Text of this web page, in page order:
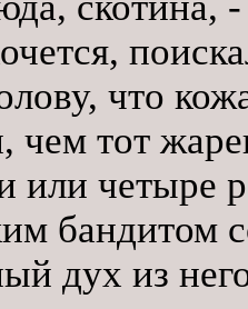
что
чем тот
или четыре
бандитом
дух из